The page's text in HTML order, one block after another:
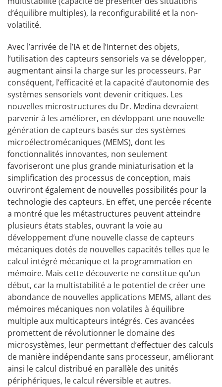
d’équilibre multiples), la reconfigurabilité et la non-
volatilité.
Avec l’arrivée de l’IA et de l’Internet des objets,
l’utilisation des capteurs sensoriels va se développer,
augmentant ainsi la charge sur les processeurs. Par
conséquent, l’efficacité et la capacité d’autonomie des
systèmes sensoriels vont devenir critiques. Les
nouvelles microstructures du Dr. Medina devraient
parvenir à les améliorer, en dévloppant une nouvelle
génération de capteurs basés sur des systèmes
microélectromécaniques (MEMS), dont les
fonctionnalités innovantes, non seulement
favoriseront une plus grande miniaturisation et la
simplification des processus de conception, mais
ouvriront également de nouvelles possibilités pour la
technologie des capteurs. En effet, une percée récente
a montré que les métastructures peuvent atteindre
plusieurs états stables, ouvrant la voie au
développement d’une nouvelle classe de capteurs
mécaniques dotés de nouvelles capacités telles que le
calcul intégré mécanique et la programmation en
mémoire. Mais cette découverte ne constitue qu’un
début, car la multistabilité a le potentiel de créer une
abondance de nouvelles applications MEMS, allant des
mémoires mécaniques non volatiles à équilibre
multiple aux multicapteurs intégrés. Ces avancées
promettent de révolutionner le domaine des
microsystèmes, leur permettant d’effectuer des calculs
de manière indépendante sans processeur, améliorant
ainsi le calcul distribué en parallèle des unités
périphériques, le calcul réversible et autres.